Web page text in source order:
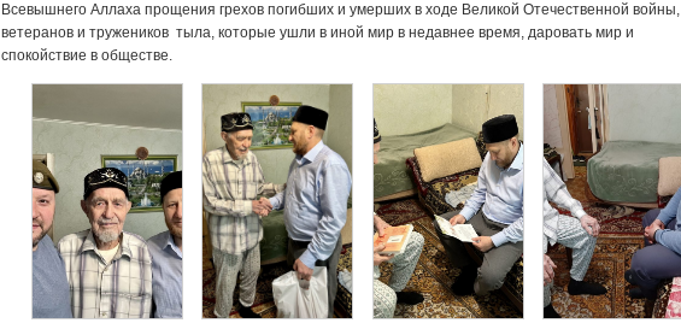
Всевышнего Аллаха прощения грехов погибших и умерших в ходе Великой Отечественной войны,
ветеранов и тружеников тыла, которые ушли в иной мир в недавнее время, даровать мир и
спокойствие в обществе.